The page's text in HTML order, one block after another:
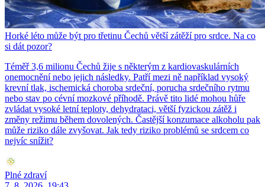
Horké léto může být pro třetinu Čechů větší zátěží pro srdce. Na co
si dát pozor?
Téměř 3,6 milionu Čechů žije s některým z kardiovaskulárních
onemocnění nebo jejich následky. Patří mezi ně například vysoký
krevní tlak, ischemická choroba srdeční, porucha srdečního rytmu
nebo stav po cévní mozkové příhodě. Právě tito lidé mohou hůře
zvládat vysoké letní teploty, dehydrataci, větší fyzickou zátěž i
změny režimu během dovolených. Častější konzumace alkoholu pak
může riziko dále zvyšovat. Jak tedy riziko problémů se srdcem co
nejvíc snížit?
Plné zdraví